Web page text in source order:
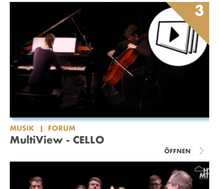
3
MUSIK FORUM
MultiView - CELLO
ÖFFNEN